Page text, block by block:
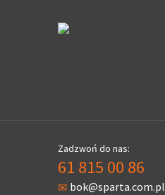
Zadzwoń do nas:
61 815 00 86
bok@sparta.com.pl